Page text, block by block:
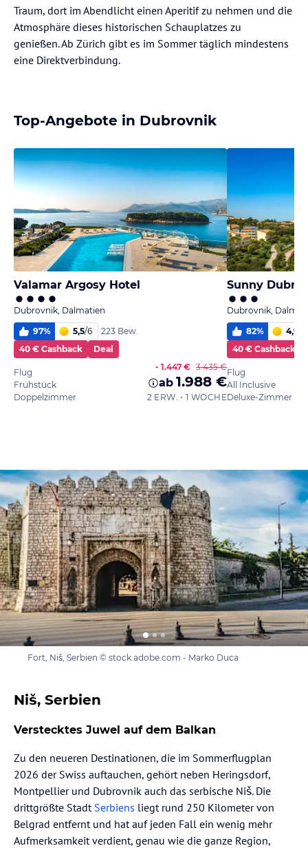
Traum, dort im Abendlicht einen Aperitif zu nehmen und die
Atmosphäre dieses historischen Schauplatzes zu
genießen. Ab Zürich gibt es im Sommer täglich mindestens
eine Direktverbindung.
Top-Angebote in Dubrovnik
Valamar Argosy Hotel
Dubrovnik, Dalmatien
97% 5,5/6
223 Bew.
40 € Cashback
Deal
Flug
Frühstück
Doppelzimmer
- 1.447 € 3.435 €
ab 1.988 €
2 ERW. • 1 WOCHE
Sunny
Dubrovnik,
82% 4,9
40 € Cashback
Flug
All Inclusive
Fort, Niš, Serbien © stock.adobe.com - Marko Duca
Niš, Serbien
Verstecktes Juwel auf dem Balkan
Zu den neueren Destinationen, die im Sommerflugplan
2026 der Swiss auftauchen, gehört neben Heringsdorf,
Montpellier und Dubrovnik auch das serbische Niš. Die
drittgrößte Stadt Serbiens liegt rund 250 Kilometer von
Belgrad entfernt und hat auf jeden Fall ein wenig mehr
Aufmerksamkeit verdient, genau wie die ganze Region,